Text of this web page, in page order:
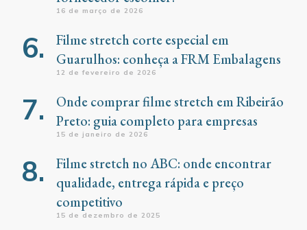
16 de março de 2026
Filme stretch corte especial em
Guarulhos: conheça a FRM Embalagens
12 de fevereiro de 2026
Onde comprar filme stretch em Ribeirão
Preto: guia completo para empresas
15 de janeiro de 2026
Filme stretch no ABC: onde encontrar
qualidade, entrega rápida e preço
competitivo
15 de dezembro de 2025